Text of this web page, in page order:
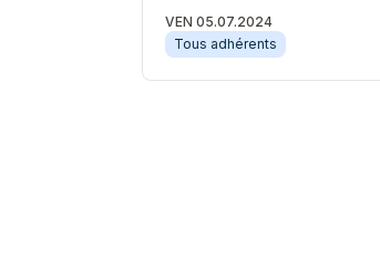
VEN 05.07.2024
Tous adhérents